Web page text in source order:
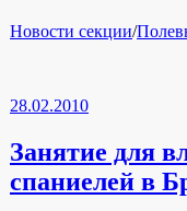
Рубрики
Новости секции/
28.02.2010
Занятие для
спаниелей в